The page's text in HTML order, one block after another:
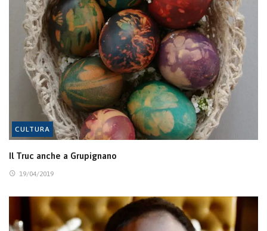
CULTURA
Il Truc anche a Grupignano
19/04/2019